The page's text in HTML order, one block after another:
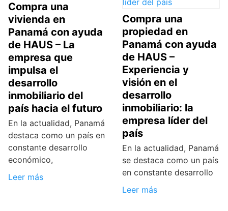
Compra una
vivienda en
Panamá con ayuda
de HAUS – La
empresa que
impulsa el
desarrollo
inmobiliario del
país hacia el futuro
En la actualidad, Panamá
destaca como un país en
constante desarrollo
económico,
Leer más
Compra una
propiedad en
Panamá con ayuda
de HAUS –
Experiencia y
visión en el
desarrollo
inmobiliario: la
empresa líder del
país
En la actualidad, Panamá
se destaca como un país
en constante desarrollo
Leer más